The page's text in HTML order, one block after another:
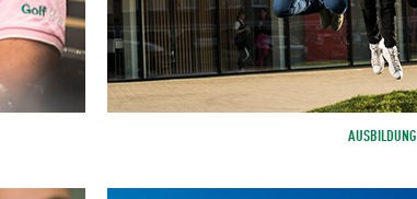
AUSBILDUNG